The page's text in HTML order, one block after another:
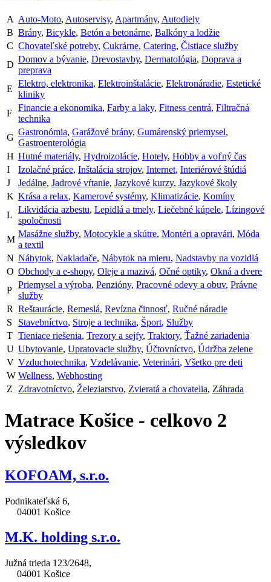
A Auto-Moto, Autoservisy, Apartmány, Autodiely
B Brány, Bicykle, Betón a betonárne, Balkóny a lodžie
C Chovateľské potreby, Cukrárne, Catering, Čistiace služby
D
Domov a bývanie, Drevostavby, Dermatológia, Doprava a
preprava
E
Elektro, elektronika, Elektroinštalácie, Elektronáradie, Estetické
kliniky
F
Financie a ekonomika, Farby a laky, Fitness centrá, Filtračná
technika
G
Gastronómia, Garážové brány, Gumárenský priemysel,
Gastroenterológia
H Hutné materiály, Hydroizolácie, Hotely, Hobby a voľný čas
I
Izolačné práce, Inštalácia strojov, Internet, Interiérové štúdiá
J
Jedálne, Jadrové vŕtanie, Jazykové kurzy, Jazykové školy
K Krása a relax, Kamerové systémy, Klimatizácie, Komíny
L
Likvidácia azbestu, Lepidlá a tmely, Liečebné kúpele, Lízingové
spoločnosti
M
Masážne služby, Motocykle a skútre, Montéri a opravári, Móda
a textil
N Nábytok, Nakladače, Nábytok na mieru, Nadstavby na vozidlá
O Obchody a e-shopy, Oleje a mazivá, Očné optiky, Okná a dvere
P
Priemysel a výroba, Penzióny, Pracovné odevy a obuv, Právne
služby
R Reštaurácie, Remeslá, Revízna činnosť, Ručné náradie
S
Stavebníctvo, Stroje a technika, Šport, Služby
T Tieniace riešenia, Trezory a sejfy, Traktory, Ťažné zariadenia
U Ubytovanie, Upratovacie služby, Účtovníctvo, Údržba zelene
V Vzduchotechnika, Vzdelávanie, Veterinári, Všetko pre deti
W Wellness, Webhosting
Z
Zdravotníctvo, Železiarstvo, Zvieratá a chovatelia, Záhrada
Matrace Košice - celkovo 2
výsledkov
KOFOAM, s.r.o.
Podnikateľská 6,
04001 Košice
M.K. holding s.r.o.
Južná trieda 123/2648,
04001 Košice